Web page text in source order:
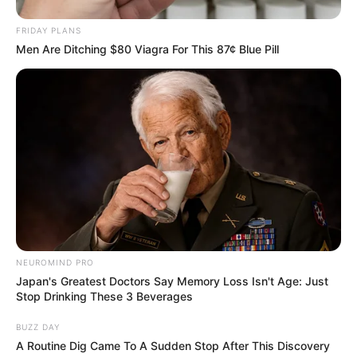
FRIDAY PLANS
Men Are Ditching $80 Viagra For This 87¢ Blue Pill
NEUROMIND PRO
Japan's Greatest Doctors Say Memory Loss Isn't Age: Just
Stop Drinking These 3 Beverages
BUZZ DAY
A Routine Dig Came To A Sudden Stop After This Discovery